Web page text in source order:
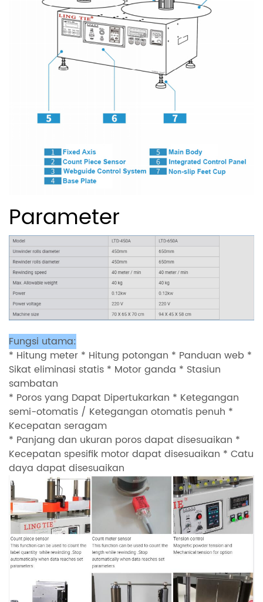
Parameter
Fungsi utama:
* Hitung meter * Hitung potongan * Panduan web *
Sikat eliminasi statis * Motor ganda * Stasiun
sambatan
* Poros yang Dapat Dipertukarkan * Ketegangan
semi-otomatis / Ketegangan otomatis penuh *
Kecepatan seragam
* Panjang dan ukuran poros dapat disesuaikan *
Kecepatan spesifik motor dapat disesuaikan * Catu
daya dapat disesuaikan